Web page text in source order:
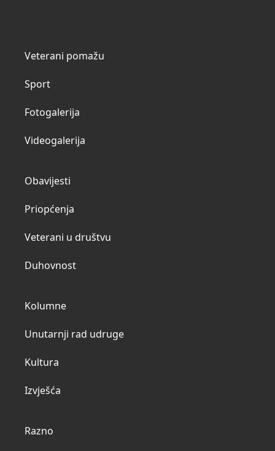
Veterani pomažu
Sport
Fotogalerija
Videogalerija
Obavijesti
Priopćenja
Veterani u društvu
Duhovnost
Kolumne
Unutarnji rad udruge
Kultura
Izvješća
Razno